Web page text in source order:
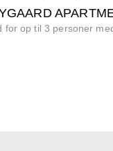
for op til 3 personer